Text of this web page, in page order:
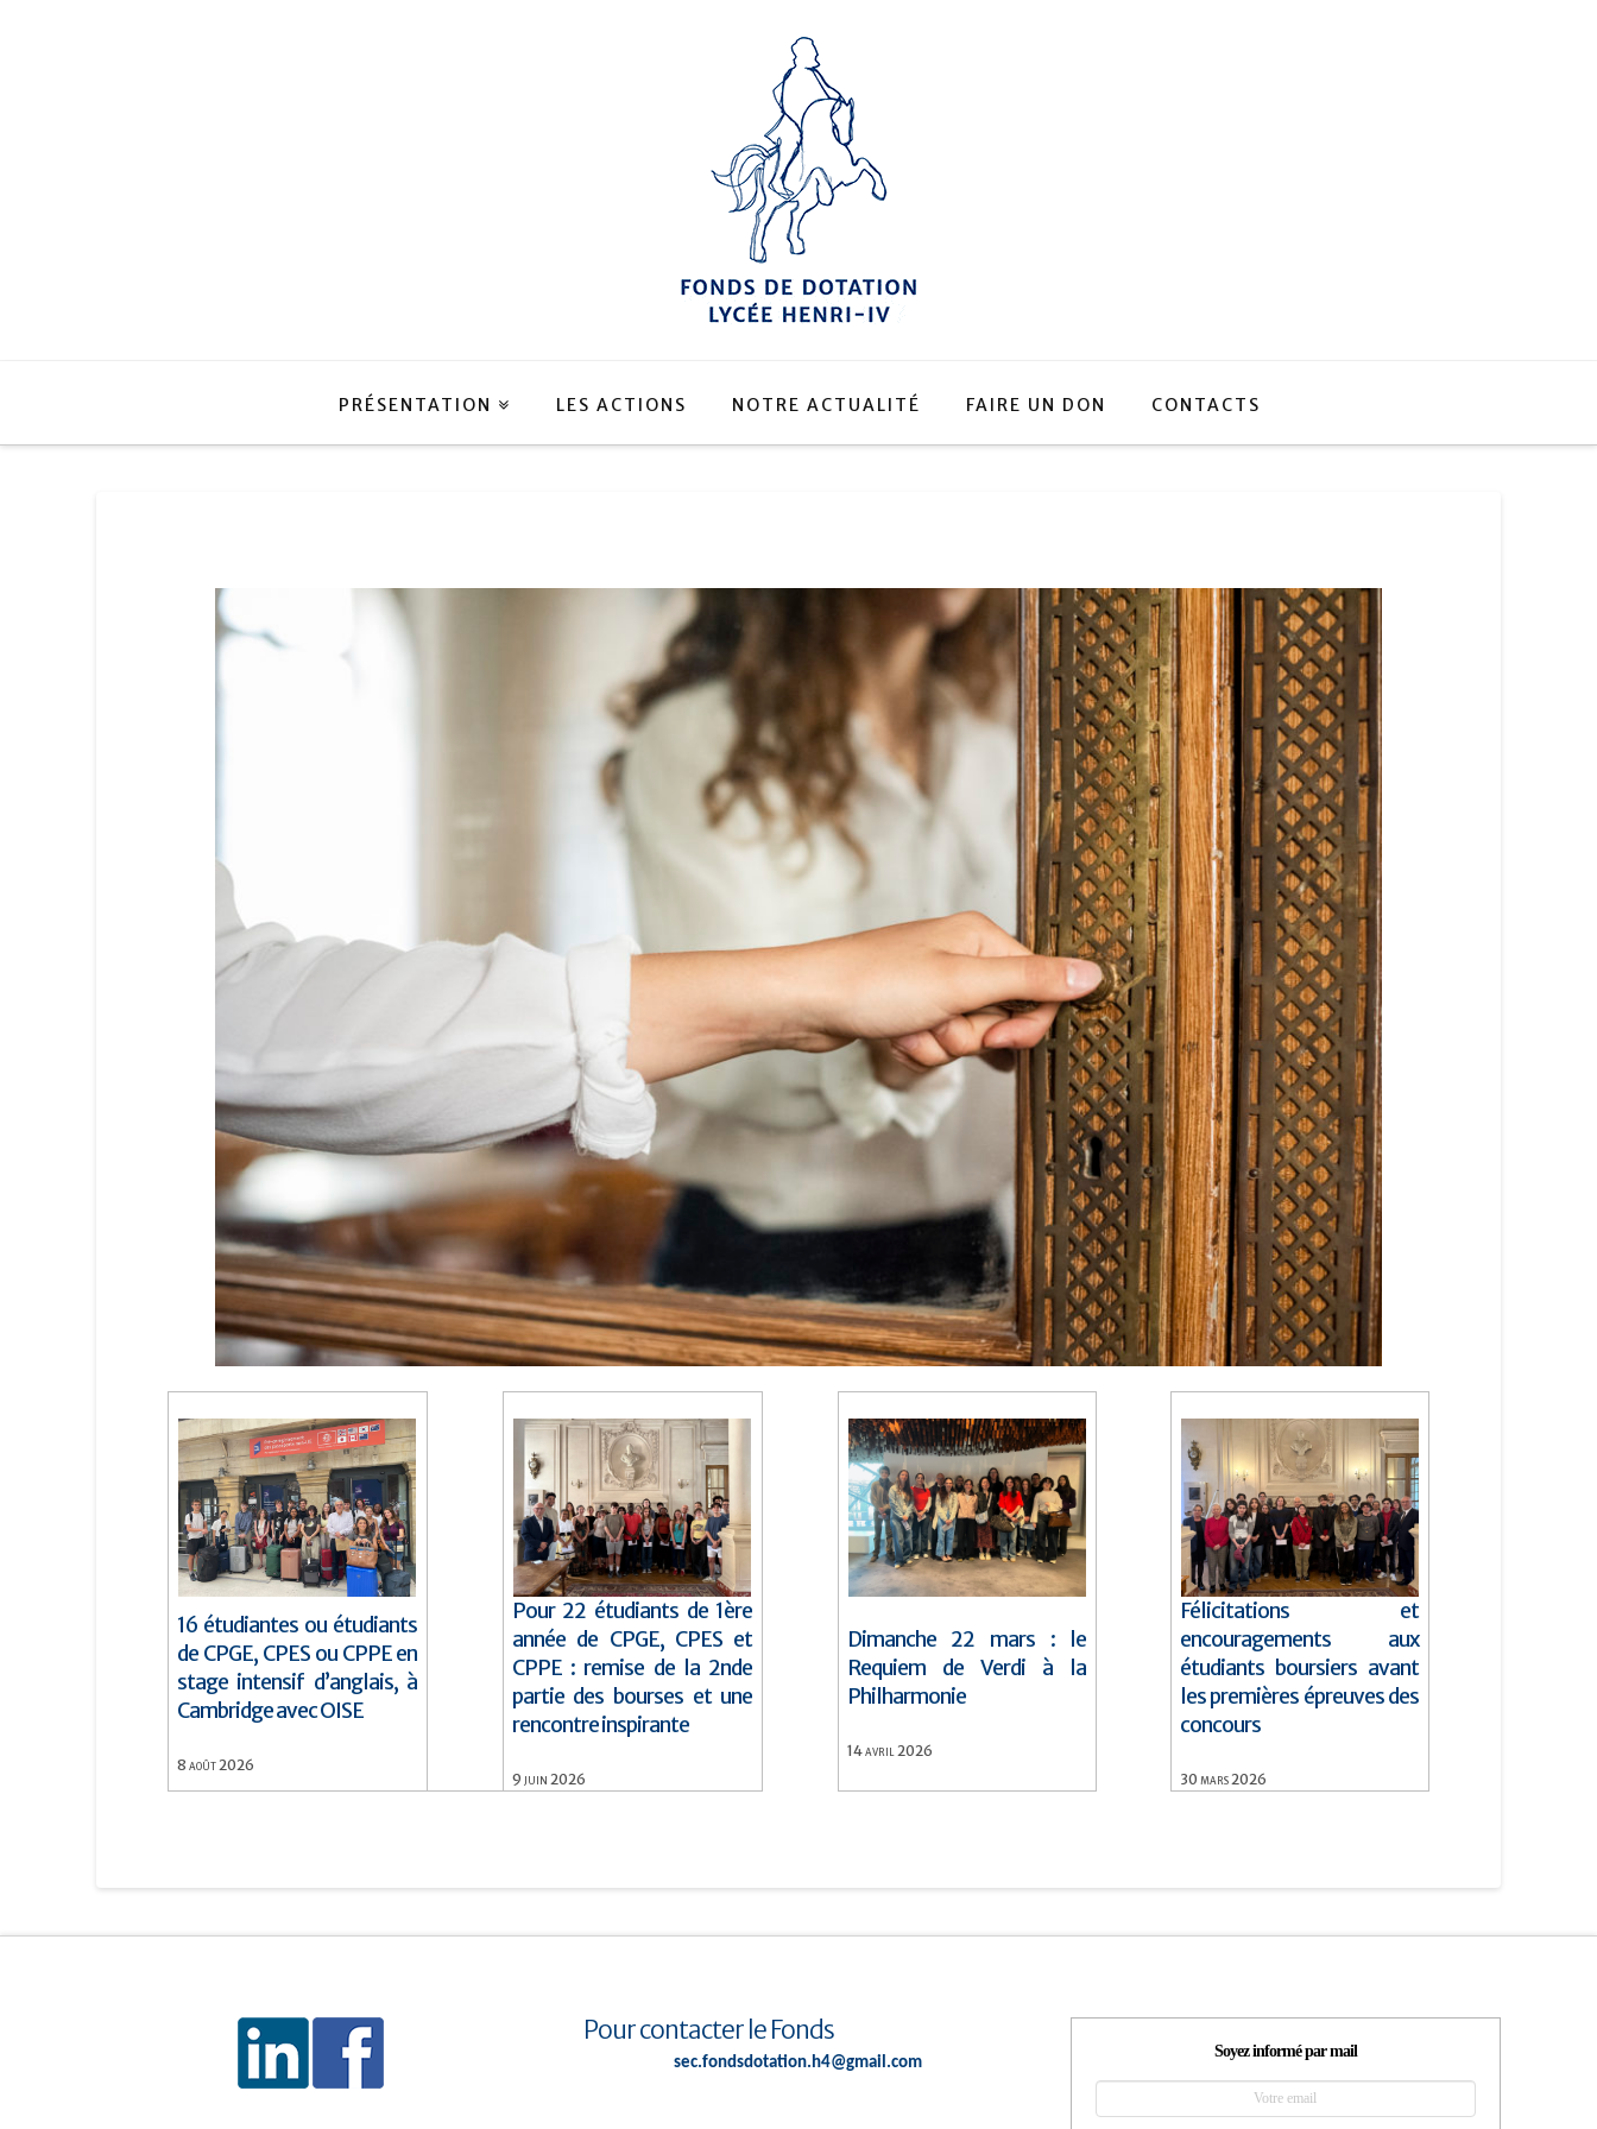
IV
PRÉSENTATION LES ACTIONS NOTRE ACTUALITÉ FAIRE UN DON CONTACTS
16 étudiantes ou étudiants
de CPGE, CPES ou CPPE en
stage intensif d’anglais, à
Cambridge avec OISE
8 août2026
Pour 22 étudiants de 1ère
année de CPGE, CPES et
CPPE : remise de la 2nde
partie des bourses et une
rencontre inspirante
9 juin 2026
Dimanche 22 mars : le
Requiem de Verdi à la
Philharmonie
14avril2026
Félicitations et
encouragements aux
étudiants boursiers avant
les premières épreuves des
concours
30 mars2026
Pour contacter le Fonds
sec.fondsdotation.h4@gmail.com
Soyez informé par mail